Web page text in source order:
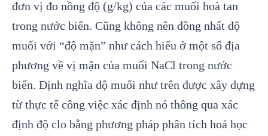
đơn vị đo nồng độ (g/kg) của các muối hoà tan
trong nước biển. Cũng không nên đồng nhất độ
muối với “độ mặn” như cách hiểu ở một số địa
phương về vị mặn của muối NaCl trong nước
biển. Định nghĩa độ muối như trên được xây dựng
từ thực tế công việc xác định nó thông qua xác
định độ clo bằng phương pháp phân tích hoá học